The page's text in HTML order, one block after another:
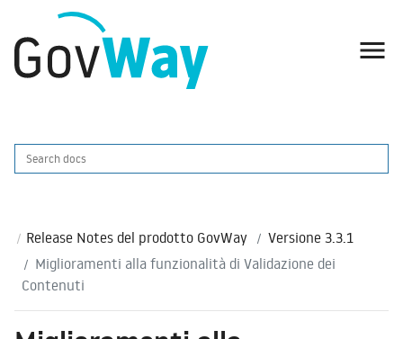

Release Notes del prodotto GovWay
Versione 3.3.1
Miglioramenti alla funzionalità di Validazione dei
Contenuti